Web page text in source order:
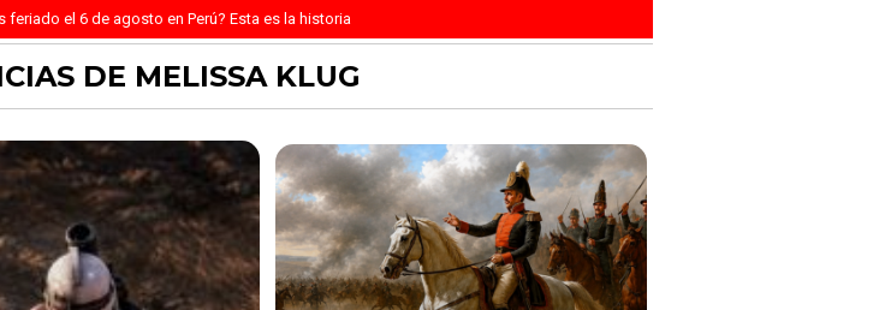
feriado el 6 de agosto en Perú? Esta es la historia
DE MELISSA KLUG